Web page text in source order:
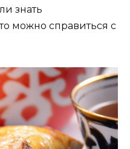
знать
можно справиться с